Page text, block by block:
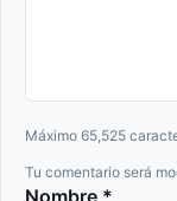
Máximo 65,525
Tu comentario será